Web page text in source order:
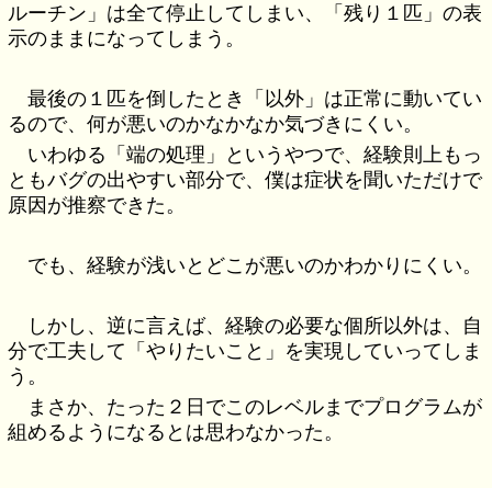
ルーチン」は全て停止してしまい、「残り１匹」の表
示のままになってしまう。
最後の１匹を倒したとき「以外」は正常に動いてい
るので、何が悪いのかなかなか気づきにくい。
いわゆる「端の処理」というやつで、経験則上もっ
ともバグの出やすい部分で、僕は症状を聞いただけで
原因が推察できた。
でも、経験が浅いとどこが悪いのかわかりにくい。
しかし、逆に言えば、経験の必要な個所以外は、自
分で工夫して「やりたいこと」を実現していってしま
う。
まさか、たった２日でこのレベルまでプログラムが
組めるようになるとは思わなかった。